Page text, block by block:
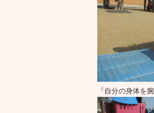
『自分の身体を